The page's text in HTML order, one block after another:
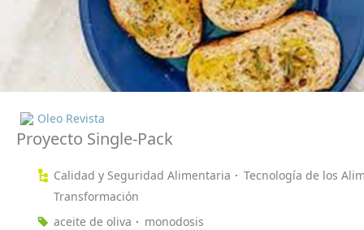
Oleo Revista
Proyecto Single-Pack
Calidad y Seguridad Alimentaria
Tecnología de los
Transformación
aceite de oliva
monodosis